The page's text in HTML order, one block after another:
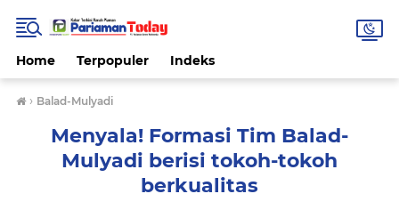
Home Terpopuler Indeks
› Balad-Mulyadi
Menyala! Formasi Tim Balad-
Mulyadi berisi tokoh-tokoh
berkualitas